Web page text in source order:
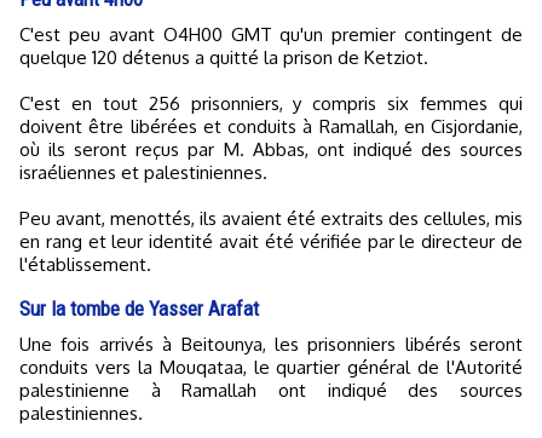
C'est peu avant O4H00 GMT qu'un premier contingent de
quelque 120 détenus a quitté la prison de Ketziot.
C'est en tout 256 prisonniers, y compris six femmes qui
doivent être libérées et conduits à Ramallah, en Cisjordanie,
où ils seront reçus par M. Abbas, ont indiqué des sources
israéliennes et palestiniennes.
Peu avant, menottés, ils avaient été extraits des cellules, mis
en rang et leur identité avait été vérifiée par le directeur de
l'établissement.
Sur la tombe de Yasser Arafat
Une fois arrivés à Beitounya, les prisonniers libérés seront
conduits vers la Mouqataa, le quartier général de l'Autorité
palestinienne à Ramallah ont indiqué des sources
palestiniennes.